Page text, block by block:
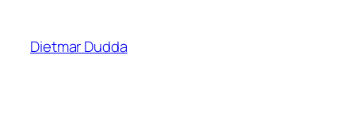
springen
Dietmar Dudda